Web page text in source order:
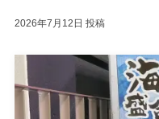
2026年7月12日 投稿